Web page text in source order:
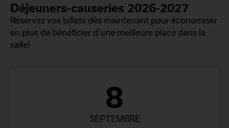
Déjeuners-causeries 2026-2027
Réservez vos billets dès maintenant pour économiser
en plus de bénéficier d’une meilleure place dans la
salle!
8
SEPTEMBRE